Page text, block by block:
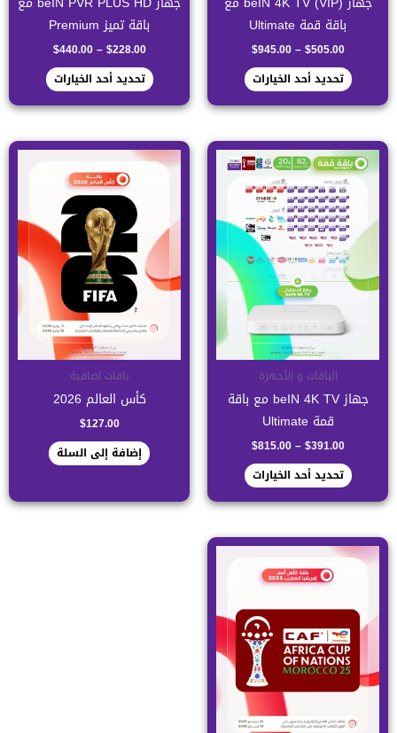
باقة قمة Ultimate
$505.00
–
$945.00
تحديد أحد الخيارات
باقة تميز Premium
$228.00
–
$440.00
تحديد أحد الخيارات
الباقات و الأجهزة
جهاز beIN 4K TV مع باقة
قمة Ultimate
$391.00
–
$815.00
نطاق
السعر:
من
⁦$815.00⁩
تحديد أحد الخيارات
هناك
العديد
الأشكال
المختلفة
لهذا
المنتج.
يمكن
اختيار
الخيارات
صفحة
باقات اضافية
كأس العالم 2026
$127.00
إضافة إلى السلة